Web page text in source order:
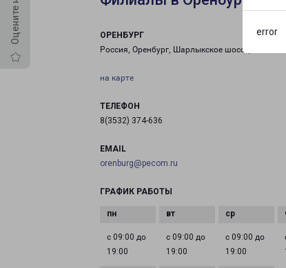
error
ОРЕНБУРГ
Россия, Оренбург, Шарлыкское шоссе, 12/1
на карте
ТЕЛЕФОН
8(3532) 374-636
EMAIL
orenburg@pecom.ru
ГРАФИК РАБОТЫ
с 09:00 до
19:00
с 09:00 до
19:00
с 09:00 до
19:00